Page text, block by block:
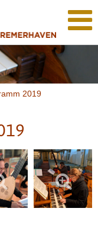
2019